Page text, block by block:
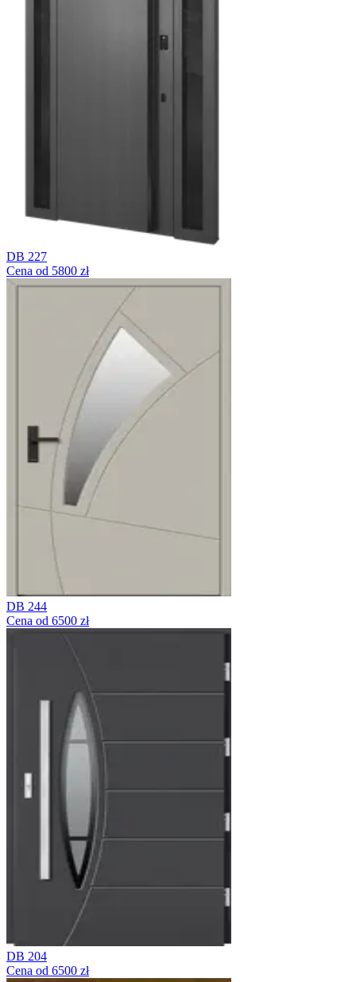
DB 227
Cena od 5800 zł
DB 244
Cena od 6500 zł
DB 204
Cena od 6500 zł